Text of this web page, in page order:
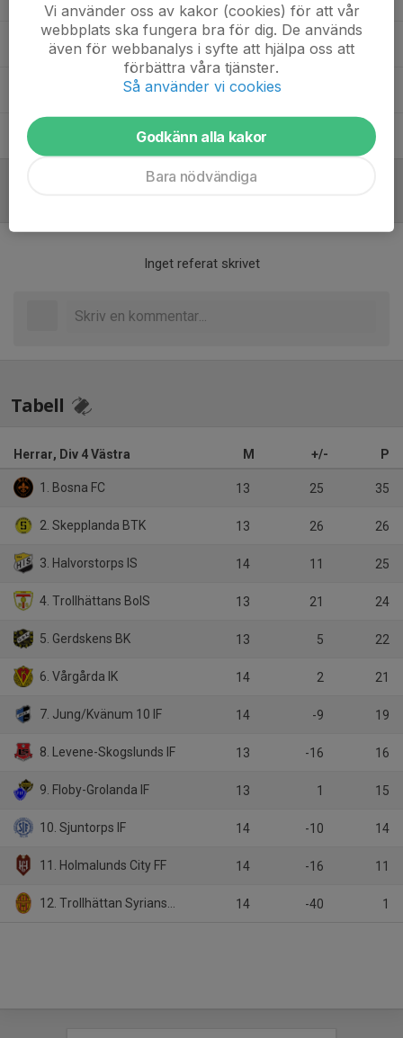
Jonas MökanderHuvud tränare
Simon PreisslerAssisterande tränare
Thomas TörnqvistLagledare/material
Inget referat skrivet
Tabell
Herrar, Div 4 Västra M +/- P
1. Bosna FC 13 25 35
2. Skepplanda BTK 13 26 26
3. Halvorstorps IS 14 11 25
4. Trollhättans BoIS 13 21 24
5. Gerdskens BK 13 5 22
6. Vårgårda IK 14 2 21
7. Jung/Kvänum 10 IF 14 -9 19
8. Levene-Skogslunds IF 13 -16 16
9. Floby-Grolanda IF 13 1 15
10. Sjuntorps IF 14 -10 14
11. Holmalunds City FF 14 -16 11
12. Trollhättan Syrianska FK 14 -40 1
Vi använder oss av kakor (cookies) för att vår
webbplats ska fungera bra för dig. De används
även för webbanalys i syfte att hjälpa oss att
förbättra våra tjänster.
Så använder vi cookies
Godkänn alla kakor
Bara nödvändiga